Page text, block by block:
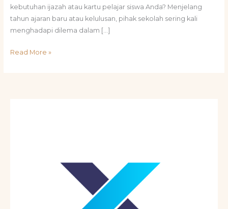
kebutuhan ijazah atau kartu pelajar siswa Anda? Menjelang
tahun ajaran baru atau kelulusan, pihak sekolah sering kali
menghadapi dilema dalam […]
Read More »